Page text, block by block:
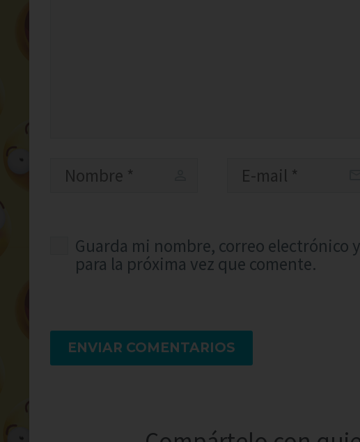
Guarda mi nombre, correo electrónico
para la próxima vez que comente.
ENVIAR COMENTARIOS